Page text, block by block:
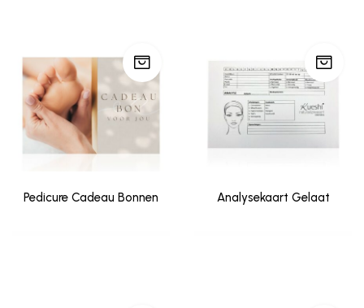
Pedicure Cadeau Bonnen Analysekaart Gelaat